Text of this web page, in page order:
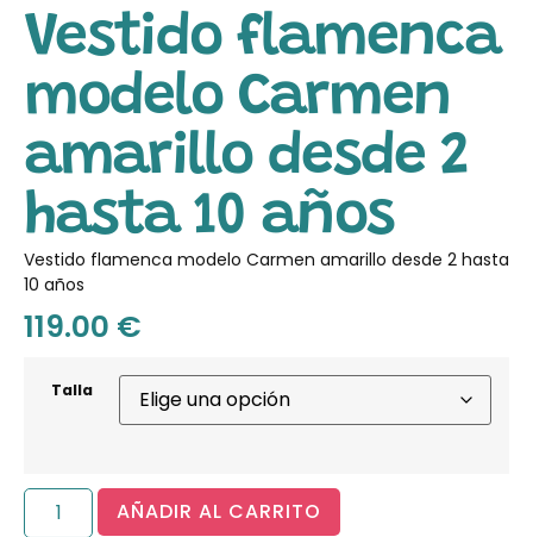
Vestido flamenca
modelo Carmen
amarillo desde 2
hasta 10 años
Vestido flamenca modelo Carmen amarillo desde 2 hasta
10 años
119.00 €
Talla
AÑADIR AL CARRITO